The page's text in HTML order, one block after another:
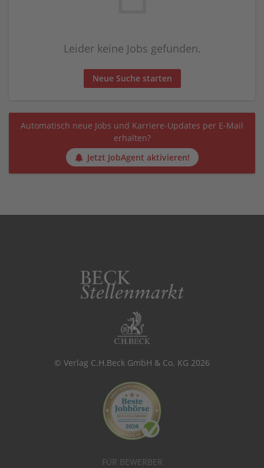
Leider keine Jobs gefunden.
Neue Suche starten
Automatisch neue Jobs und Karriere-Updates per E-Mail
erhalten?
Jetzt JobAgent aktivieren!
© Verlag C.H.Beck GmbH & Co. KG 2026
FÜR BEWERBER